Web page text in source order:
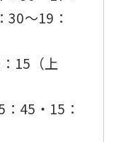
〜19：
（上
・15：